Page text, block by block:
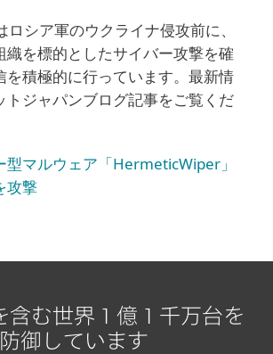
ロシア軍のウクライナ侵攻前に、
織を標的としたサイバー攻撃を確
を積極的に行っています。最新情
トジャパンブログ記事をご覧くだ
型マルウェア「HermeticWiper」
攻撃
含む世界１億１千万台を
防御しています